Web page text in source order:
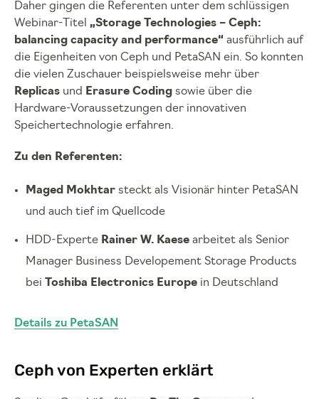
Daher gingen die Referenten unter dem schlüssigen
Webinar-Titel „Storage Technologies – Ceph:
balancing capacity and performance“ ausführlich auf
die Eigenheiten von Ceph und PetaSAN ein. So konnten
die vielen Zuschauer beispielsweise mehr über
Replicas und Erasure Coding sowie über die
Hardware-Voraussetzungen der innovativen
Speichertechnologie erfahren.
Zu den Referenten:
Maged Mokhtar steckt als Visionär hinter PetaSAN
und auch tief im Quellcode
HDD-Experte Rainer W. Kaese arbeitet als Senior
Manager Business Developement Storage Products
bei
Toshiba Electronics Europe in Deutschland
Details zu PetaSAN
Ceph von Experten erklärt